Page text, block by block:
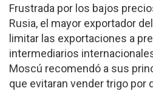
Frustrada por los bajos
Rusia, el mayor exportador
limitar las exportaciones a
intermediarios
Moscú recomendó a sus
que evitaran vender trigo por